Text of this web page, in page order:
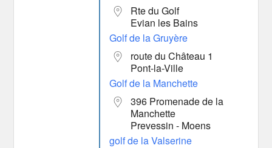
Rte du Golf
Evian les Bains
Golf de la Gruyère
route du Château 1
Pont-la-Ville
Golf de la Manchette
396 Promenade de la
Manchette
Prevessin - Moens
golf de la Valserine